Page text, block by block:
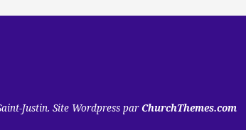
Justin. Site Wordpress parChurchThemes.com